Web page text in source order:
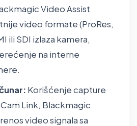
Video Assist
video formate (ProRes,
ili SDI izlaza kamera,
na interne
Korišćenje capture
Link, Blackmagic
video signala sa